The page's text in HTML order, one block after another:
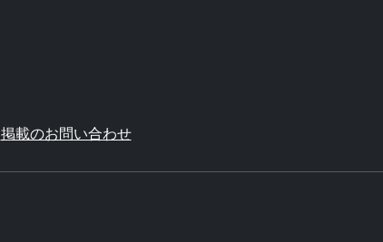
掲載のお問い合わせ